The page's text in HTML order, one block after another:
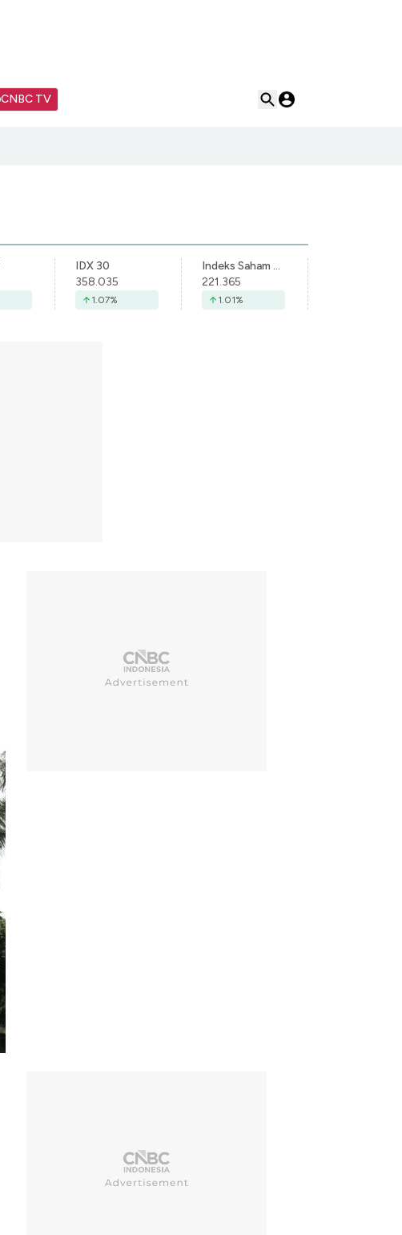
CNBC TV
IDX 30
358.035
1.07%
Indeks Saham Syariah Indonesia
221.365
1.01%